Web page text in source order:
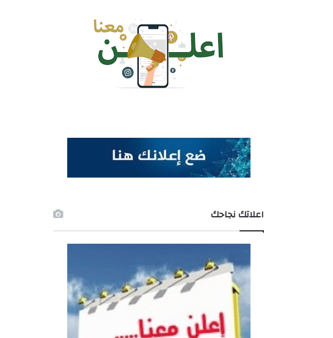
اعلاتك نجاحك